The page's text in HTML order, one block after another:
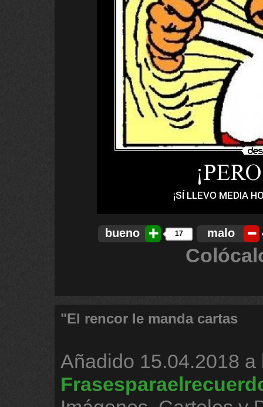
bueno 17 malo
"El rencor le manda cartas
Añadido 15.04.2018 a